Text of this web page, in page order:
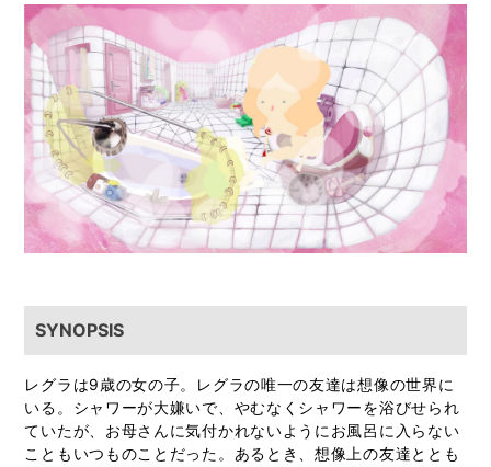
SYNOPSIS
レグラは9歳の女の子。レグラの唯一の友達は想像の世界に
いる。シャワーが大嫌いで、やむなくシャワーを浴びせられ
ていたが、お母さんに気付かれないようにお風呂に入らない
こともいつものことだった。あるとき、想像上の友達ととも